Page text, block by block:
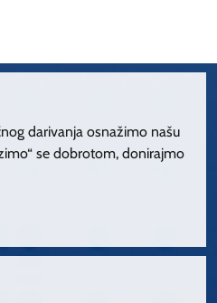
darivanja osnažimo našu
se dobrotom, donirajmo